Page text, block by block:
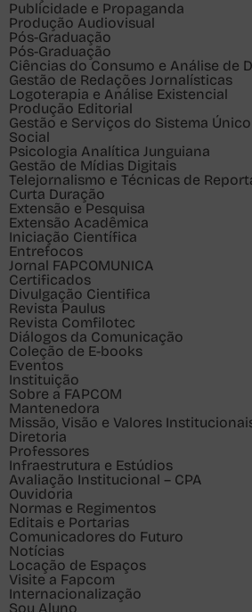
Publicidade e Propaganda
Produção Audiovisual
Pós-Graduação
Pós-Graduação
Ciências do Consumo e Análise de
Gestão de Redações Jornalísticas
Logoterapia e Análise Existencial
Produção Editorial
Gestão e Serviços do Sistema
Social
Psicologia Analítica Junguiana
Gestão de Mídias Digitais
Telejornalismo e Técnicas de
Curta Duração
Extensão e Pesquisa
Extensão Acadêmica
Iniciação Científica
Entrefocos
Jornal FAPCOMUNICA
Certificados
Divulgação Cientifica
Revista Paulus
Revista Comfilotec
Diálogos da Comunicação
Coleção de E-books
Eventos
Instituição
Sobre a FAPCOM
Mantenedora
Missão, Visão e Valores
Diretoria
Professores
Infraestrutura e Estúdios
Avaliação Institucional – CPA
Ouvidoria
Normas e Regimentos
Editais e Portarias
Comunicadores do Futuro
Notícias
Locação de Espaços
Visite a Fapcom
Internacionalização
Sou Aluno